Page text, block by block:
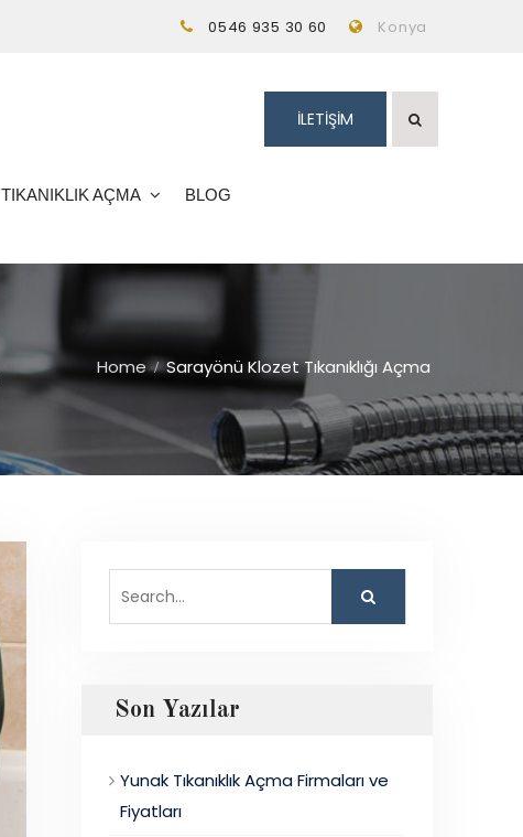
0546 935 30 60 Konya
İLETİŞİM
TIKANIKLIK AÇMA BLOG
Home Sarayönü Klozet Tıkanıklığı Açma
Son Yazılar
Yunak Tıkanıklık Açma Firmaları ve
Fiyatları